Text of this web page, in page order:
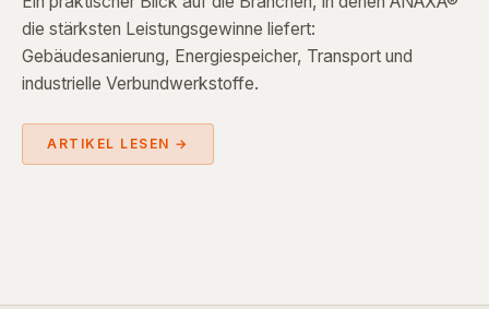
die stärksten Leistungsgewinne liefert:
Gebäudesanierung, Energiespeicher, Transport und
industrielle Verbundwerkstoffe.
ARTIKEL LESEN →